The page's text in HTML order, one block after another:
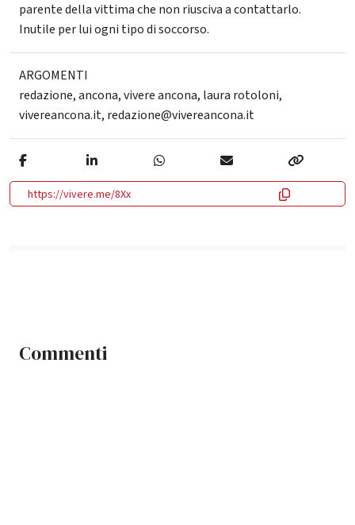
parente della vittima che non riusciva a contattarlo.
Inutile per lui ogni tipo di soccorso.
ARGOMENTI
redazione,ancona,vivere ancona, laura rotoloni,
vivereancona.it, redazione@vivereancona.it
https://vivere.me/8Xx
Commenti